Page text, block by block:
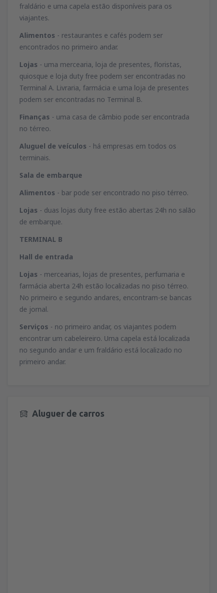
fraldário e uma capela estão disponíveis para os
viajantes.
Alimentos - restaurantes e cafés podem ser
encontrados no primeiro andar.
Lojas - uma mercearia, loja de presentes, floristas,
quiosque e loja duty free podem ser encontradas no
Terminal A. Livraria, farmácia e uma loja de presentes
podem ser encontradas no Terminal B.
Finanças - uma casa de câmbio pode ser encontrada
no térreo.
Aluguel de veículos - há empresas em todos os
terminais.
Sala de embarque
Alimentos - bar pode ser encontrado no piso térreo.
Lojas - duas lojas duty free estão abertas 24h no salão
de embarque.
TERMINAL B
Hall de entrada
Lojas - mercearias, lojas de presentes, perfumaria e
farmácia aberta 24h estão localizadas no piso térreo.
No primeiro e segundo andares, encontram-se bancas
de jornal.
Serviços - no primeiro andar, os viajantes podem
encontrar um cabeleireiro. Uma capela está localizada
no segundo andar e um fraldário está localizado no
primeiro andar.
Aluguer de carros